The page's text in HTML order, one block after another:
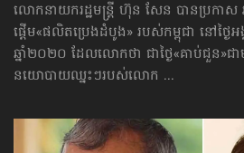
លោកនាយករដ្ឋមន្ត្រី ហ៊ុន សែន បានប្រកាស
ផ្ដើម«ផលិតប្រេងដំបូង» របស់កម្ពុជា នៅថ្ងៃអ
ឆ្នាំ២០២០ ដែលលោកថា ជាថ្ងៃ«គាប់ជួន»ជ
នយោបាយឈ្នះៗរបស់លោក ...